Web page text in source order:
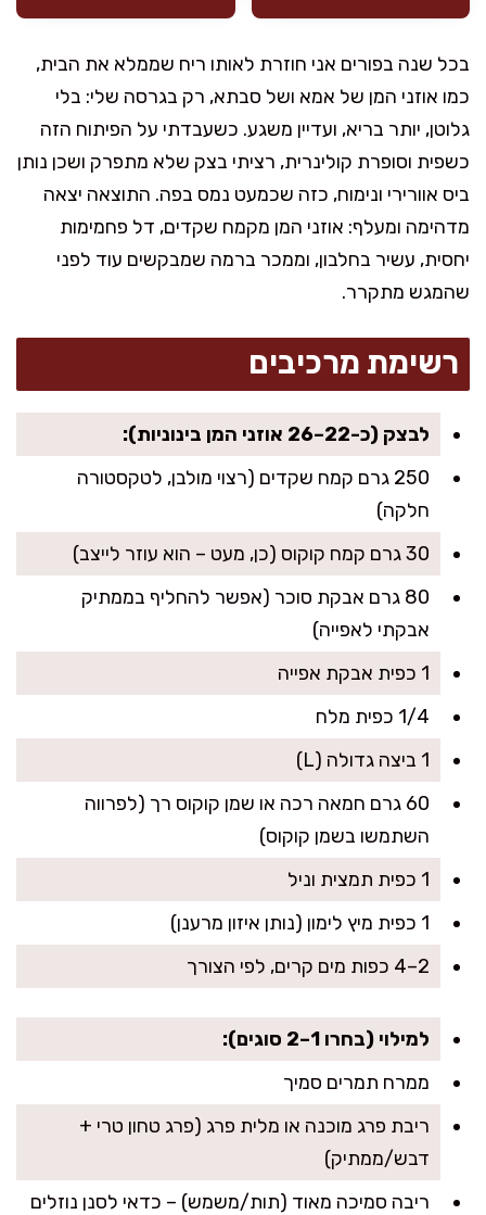
בכל שנה בפורים אני חוזרת לאותו ריח שממלא את הבית,
כמו אוזני המן של אמא ושל סבתא, רק בגרסה שלי: בלי
גלוטן, יותר בריא, ועדיין משגע. כשעבדתי על הפיתוח הזה
כשפית וסופרת קולינרית, רציתי בצק שלא מתפרק ושכן נותן
ביס אוורירי ונימוח, כזה שכמעט נמס בפה. התוצאה יצאה
מדהימה ומעלף: אוזני המן מקמח שקדים, דל פחמימות
יחסית, עשיר בחלבון, וממכר ברמה שמבקשים עוד לפני
שהמגש מתקרר.
רשימת מרכיבים
לבצק (כ-22–26 אוזני המן בינוניות):
250 גרם קמח שקדים (רצוי מולבן, לטקסטורה
חלקה)
30 גרם קמח קוקוס (כן, מעט – הוא עוזר לייצב)
80 גרם אבקת סוכר (אפשר להחליף בממתיק
אבקתי לאפייה)
1 כפית אבקת אפייה
1/4 כפית מלח
1 ביצה גדולה (L)
60 גרם חמאה רכה או שמן קוקוס רך (לפרווה
השתמשו בשמן קוקוס)
1 כפית תמצית וניל
1 כפית מיץ לימון (נותן איזון מרענן)
2–4 כפות מים קרים, לפי הצורך
למילוי (בחרו 1–2 סוגים):
ממרח תמרים סמיך
ריבת פרג מוכנה או מלית פרג (פרג טחון טרי +
דבש/ממתיק)
ריבה סמיכה מאוד (תות/משמש) – כדאי לסנן נוזלים